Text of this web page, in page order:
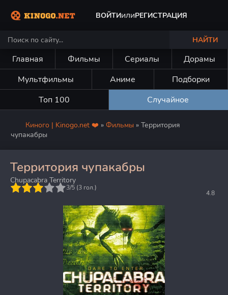
ВОЙТИилиРЕГИСТРАЦИЯ
НАЙТИ
Главная Фильмы Сериалы
Дорамы
Мультфильмы
Аниме
Подборки
Топ 100
Случайное
Киного | Kinogo.net ❤️ » Фильмы » Территория
чупакабры
Территория чупакабры
Chupacabra Territory
4.8
3/5 (3 гол.)